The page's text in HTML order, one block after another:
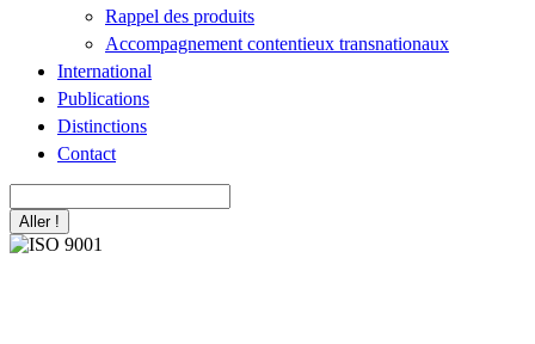
Rappel des produits
Accompagnement contentieux transnationaux
International
Publications
Distinctions
Contact
: